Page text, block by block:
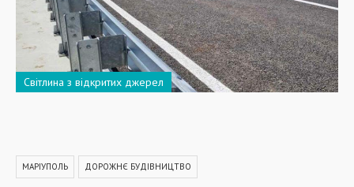
Світлина з відкритих джерел
МАРІУПОЛЬ ДОРОЖНЄ БУДІВНИЦТВО